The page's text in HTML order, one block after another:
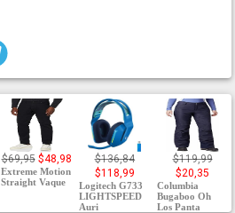
$69,95 $48,98
Extreme Motion
Straight Vaque
$136,84
$118,99
Logitech G733
LIGHTSPEED
Auri
$119,99
$20,35
Columbia
Bugaboo Oh
Los Panta